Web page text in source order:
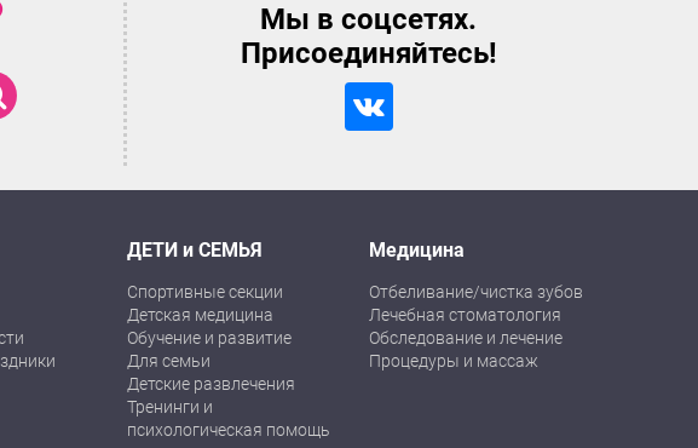
Мы в соцсетях.
Присоединяйтесь!
ДЕТИ и СЕМЬЯ
Спортивные секции
Детская медицина
Обучение и развитие
Для семьи
Детские развлечения
Тренинги и
психологическая помощь
Медицина
Отбеливание/чистка зубов
Лечебная стоматология
Обследование и лечение
Процедуры и массаж